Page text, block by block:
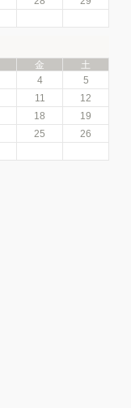
金
土
4
5
11
12
18
19
25
26